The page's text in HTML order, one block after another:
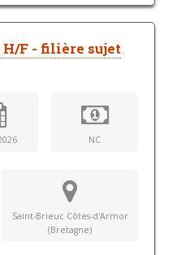
F - filière sujet
NC
Saint-Brieuc Côtes-d'Armor
(Bretagne)